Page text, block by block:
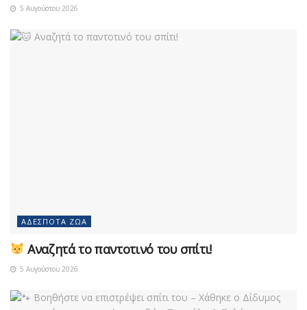
5 Αυγούστου 2026
ΑΔΈΣΠΟΤΑ ΖΏΑ
Αναζητά το παντοτινό του σπίτι!
5 Αυγούστου 2026